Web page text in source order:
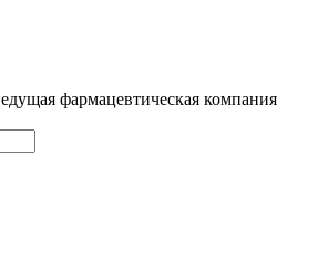
фармацевтическая компания